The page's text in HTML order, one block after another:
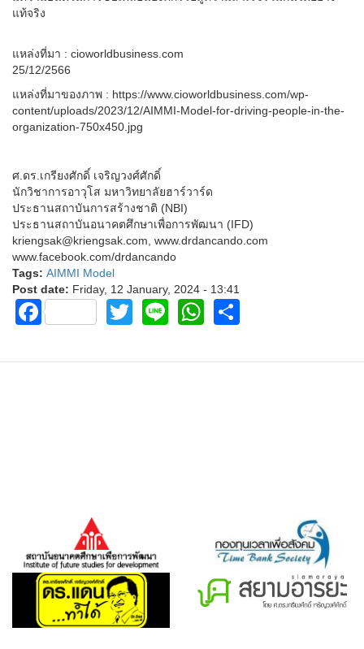
แท้จริง
แหล่งที่มา : cioworldbusiness.com
25/12/2566
แหล่งที่มาของภาพ : https://www.cioworldbusiness.com/wp-
content/uploads/2023/12/AIMMI-Model-for-driving-people-in-the-
organization-750x450.jpg
ศ.ดร.เกรียงศักดิ์ เจริญวงศ์ศักดิ์
นักวิชาการอาวุโส มหาวิทยาลัยฮาร์วาร์ด
ประธานสถาบันการสร้างชาติ (NBI)
ประธานสถาบันอนาคตศึกษาเพื่อการพัฒนา (IFD)
kriengsak@kriengsak.com, www.drdancando.com
www.facebook.com/drdancando
Tags: AIMMI Model
Post date: Friday, 12 January, 2024 - 13:41
FacebookTwitter
LineWhatsApp